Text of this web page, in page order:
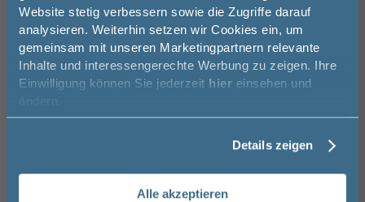
Website stetig verbessern sowie die Zugriffe darauf
analysieren. Weiterhin setzen wir Cookies ein, um
gemeinsam mit unseren Marketingpartnern relevante
Inhalte und interessengerechte Werbung zu zeigen. Ihre
Einwilligung können Sie jederzeit hier einsehen und
ändern.
Details zeigen
Alle akzeptieren
-48%
Geberit Renova Plan Urinal Abgang
nach hinten, weiß, KeraTect
691,39 €
359,00 €
Melde Sie sich hier zu unserem
Newsletter an und sparen Sie
50€* auf Ihre Bestellung!
Vorname